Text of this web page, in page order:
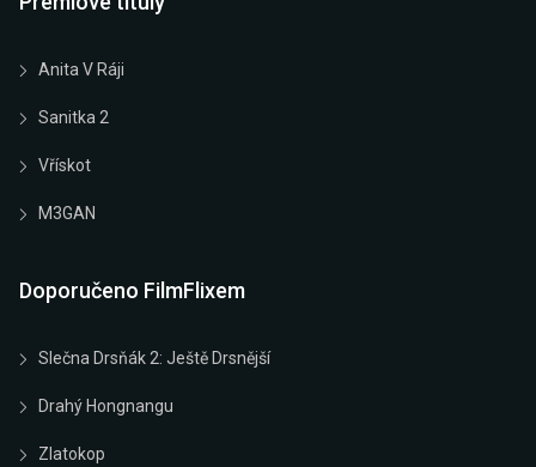
Anita V Ráji
Sanitka 2
Vřískot
M3GAN
Doporučeno FilmFlixem
Slečna Drsňák 2: Ještě Drsnější
Drahý Hongnangu
Zlatokop